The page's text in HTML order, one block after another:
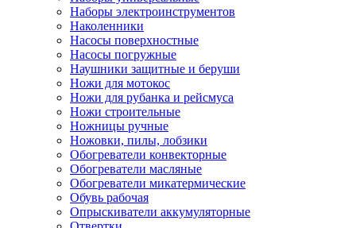
Наборы электроинструментов
Наколенники
Насосы поверхностные
Насосы погружные
Наушники защитные и беруши
Ножи для мотокос
Ножи для рубанка и рейсмуса
Ножи строительные
Ножницы ручные
Ножовки, пилы, лобзики
Обогреватели конвекторные
Обогреватели масляные
Обогреватели микатермические
Обувь рабочая
Опрыскиватели аккумуляторные